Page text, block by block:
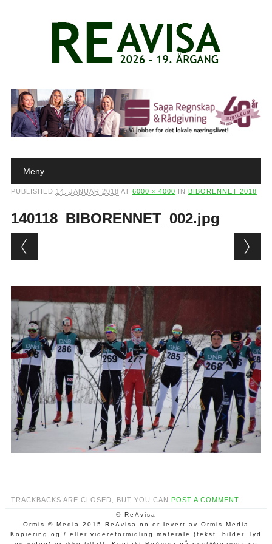
Main menu
Meny
PUBLISHED 14. JANUAR 2018 AT 6000 × 4000 IN BIBORENNET 2018
140118_BIBORENNET_002.jpg
TRACKBACKS ARE CLOSED, BUT YOU CAN POST A COMMENT.
© ReAvisa
Ormis © Media 2015 ReAvisa.no er levert av Ormis Media
Kopiering og / eller videreformidling materale (tekst, bilder, lyd